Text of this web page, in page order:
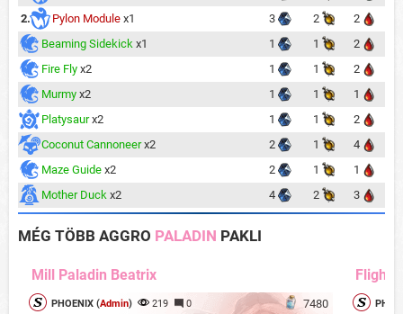
2.
Pylon Module x1 3 2
2
Beaming Sidekick x1 1 1
2
Fire Fly x2 1 1
2
Murmy x2 1 1
1
Platysaur x2 1 1
2
Coconut Cannoneer x2 2 1
4
Maze Guide x2 2 1
1
Mother Duck x2 4 2 3
MÉG TÖBB AGGRO PALADIN PAKLI
Mill Paladin Beatrix
7480
PHOENIX (Admin) 219 0
Flight